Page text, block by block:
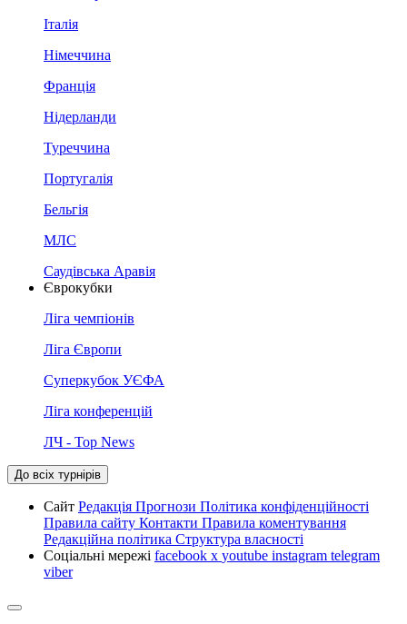
Італія
Німеччина
Франція
Нідерланди
Туреччина
Португалія
Бельгія
МЛС
Саудівська Аравія
Єврокубки
Ліга чемпіонів
Ліга Європи
Суперкубок УЄФА
Ліга конференцій
ЛЧ - Top News
До всіх турнірів
Сайт Редакція Прогнози Політика конфіденційності
Правила сайту Контакти Правила коментування
Редакційна політика Структура власності
Соціальні мережі facebook x youtube instagram telegram
viber